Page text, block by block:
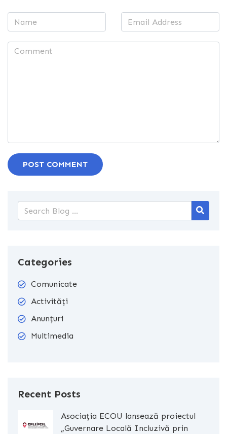
POST COMMENT
Categories
Comunicate
Activități
Anunțuri
Multimedia
Recent Posts
Asociația ECOU lansează proiectul
„Guvernare Locală Incluzivă prin